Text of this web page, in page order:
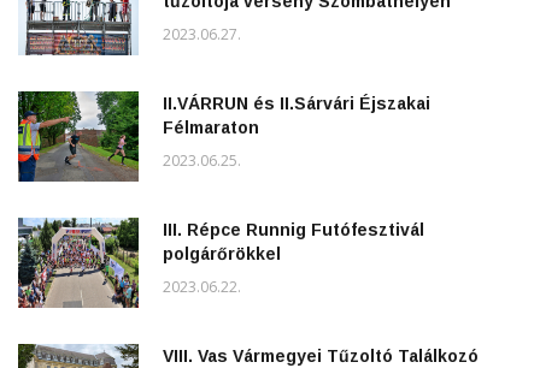
2023.06.27.
II.VÁRRUN és II.Sárvári Éjszakai
Félmaraton
2023.06.25.
III. Répce Runnig Futófesztivál
polgárőrökkel
2023.06.22.
VIII. Vas Vármegyei Tűzoltó Találkozó